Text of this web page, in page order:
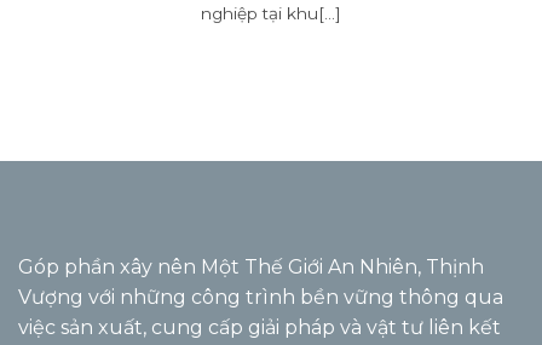
nghiệp tại khu[...]
Góp phần xây nên Một Thế Giới An Nhiên, Thịnh
Vượng với những công trình bền vững thông qua
việc sản xuất, cung cấp giải pháp và vật tư liên kết